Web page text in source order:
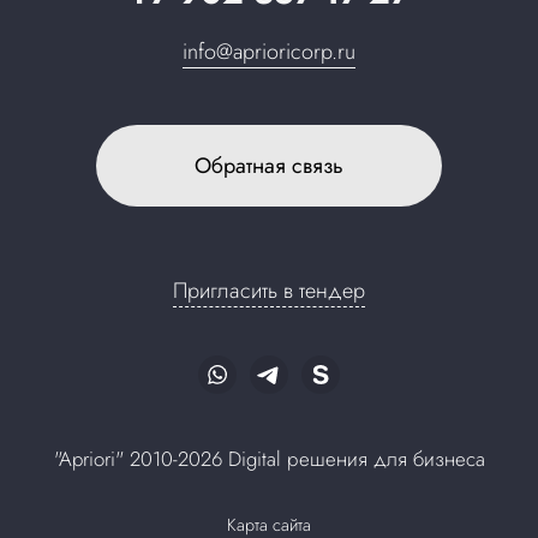
info@aprioricorp.ru
Обратная связь
Пригласить в тендер
"Apriori" 2010-2026 Digital решения для бизнеса
Карта сайта